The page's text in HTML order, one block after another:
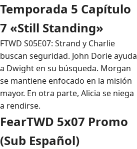
Temporada 5 Capítulo
7 «Still Standing»
FTWD S05E07: Strand y Charlie
buscan seguridad. John Dorie ayuda
a Dwight en su búsqueda. Morgan
se mantiene enfocado en la misión
mayor. En otra parte, Alicia se niega
a rendirse.
FearTWD 5x07 Promo
(Sub Español)